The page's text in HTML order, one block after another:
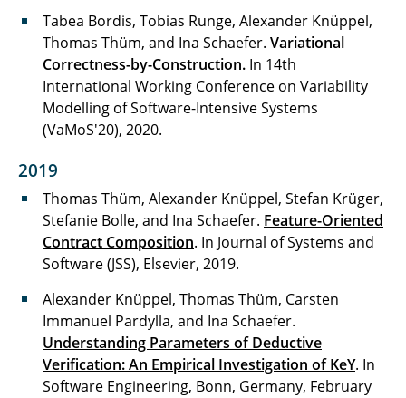
Tabea Bordis, Tobias Runge, Alexander Knüppel,
Thomas Thüm, and Ina Schaefer. Variational
Correctness-by-Construction. In 14th
International Working Conference on Variability
Modelling of Software-Intensive Systems
(VaMoS'20), 2020.
2019
Thomas Thüm, Alexander Knüppel, Stefan Krüger,
Stefanie Bolle, and Ina Schaefer. Feature-Oriented
Contract Composition. In Journal of Systems and
Software (JSS), Elsevier, 2019.
Alexander Knüppel, Thomas Thüm, Carsten
Immanuel Pardylla, and Ina Schaefer.
Understanding Parameters of Deductive
Verification: An Empirical Investigation of KeY. In
Software Engineering, Bonn, Germany, February